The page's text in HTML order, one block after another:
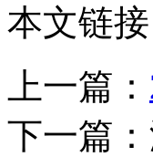
本文链接
上一篇：
下一篇